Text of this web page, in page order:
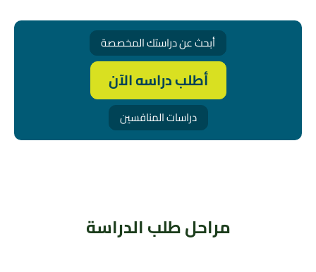
أبحث عن دراستك المخصصة
أطلب دراسه الآن
دراسات المنافسين
مراحل طلب الدراسة